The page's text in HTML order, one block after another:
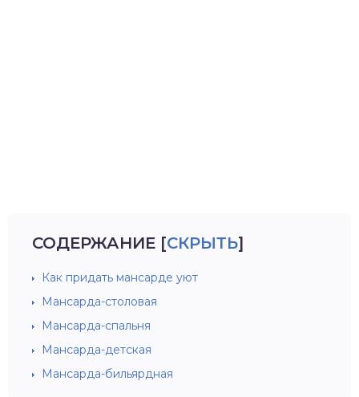
СОДЕРЖАНИЕ [СКРЫТЬ]
Как придать мансарде уют
Мансарда-столовая
Мансарда-спальня
Мансарда-детская
Мансарда-бильярдная